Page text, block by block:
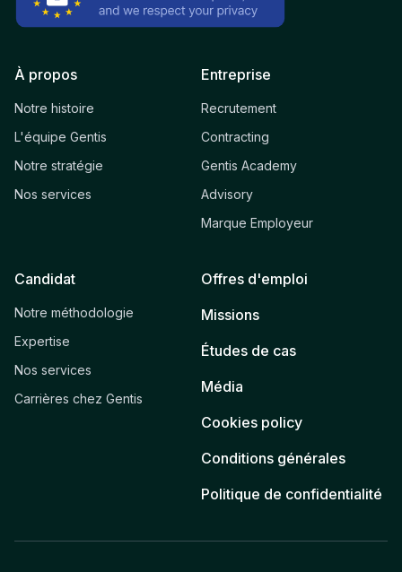
À propos
Notre histoire
L'équipe Gentis
Notre stratégie
Nos services
Entreprise
Recrutement
Contracting
Gentis Academy
Advisory
Marque Employeur
Candidat
Notre méthodologie
Expertise
Nos services
Carrières chez Gentis
Offres d'emploi
Missions
Études de cas
Média
Cookies policy
Conditions générales
Politique de confidentialité